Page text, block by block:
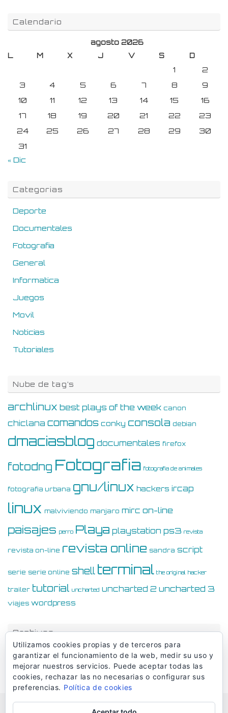
Calendario
agosto 2026
L
M X J V S D
1
2
3
4 5 6 7 8
9
10
11 12 13 14 15
16
17
18 19 20 21 22
23
24
25 26 27 28 29
30
31
« Dic
Categorias
Deporte
Documentales
Fotografia
General
Informatica
Juegos
Movil
Noticias
Tutoriales
Nube de tag’s
archlinux best plays of the week canon
chiclana comandos conky consola debian
dmaciasblog documentales firefox
fotodng Fotografia fotografia de animales
fotografia urbana gnu/linux hackers ircap
linux malviviendo manjaro mirc on-line
paisajes perro Playa playstation ps3 revista
revista on-line revista online sandra script
serie serie online shell terminal the original hacker
trailer tutorial uncharted uncharted 2 uncharted 3
viajes wordpress
Archivos
Archivos
Utilizamos cookies propias y de terceros para
garantizar el funcionamiento de la web, medir su uso y
mejorar nuestros servicios. Puede aceptar todas las
cookies, rechazar las no necesarias o configurar sus
preferencias. Política de cookies